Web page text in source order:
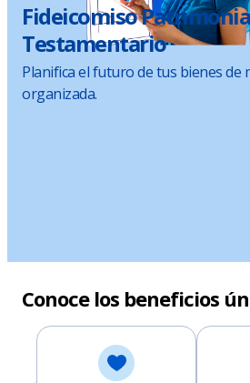
Fideicomiso
Testamentario
Planifica el futuro de tus bienes de
organizada.
Conoce los beneficios